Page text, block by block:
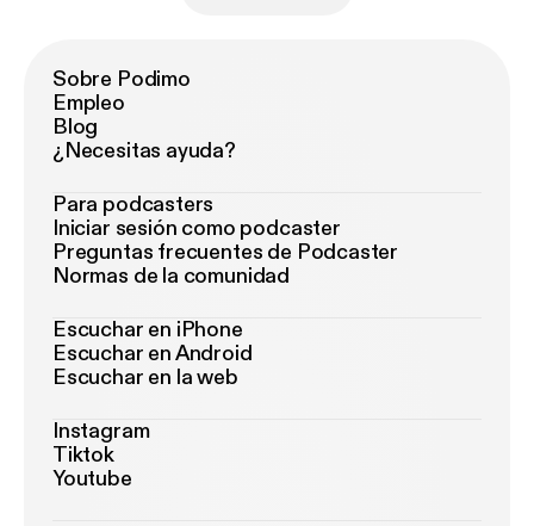
Sobre Podimo
Empleo
Blog
¿Necesitas ayuda?
Para podcasters
Iniciar sesión como podcaster
Preguntas frecuentes de Podcaster
Normas de la comunidad
Escuchar en iPhone
Escuchar en Android
Escuchar en la web
Instagram
Tiktok
Youtube